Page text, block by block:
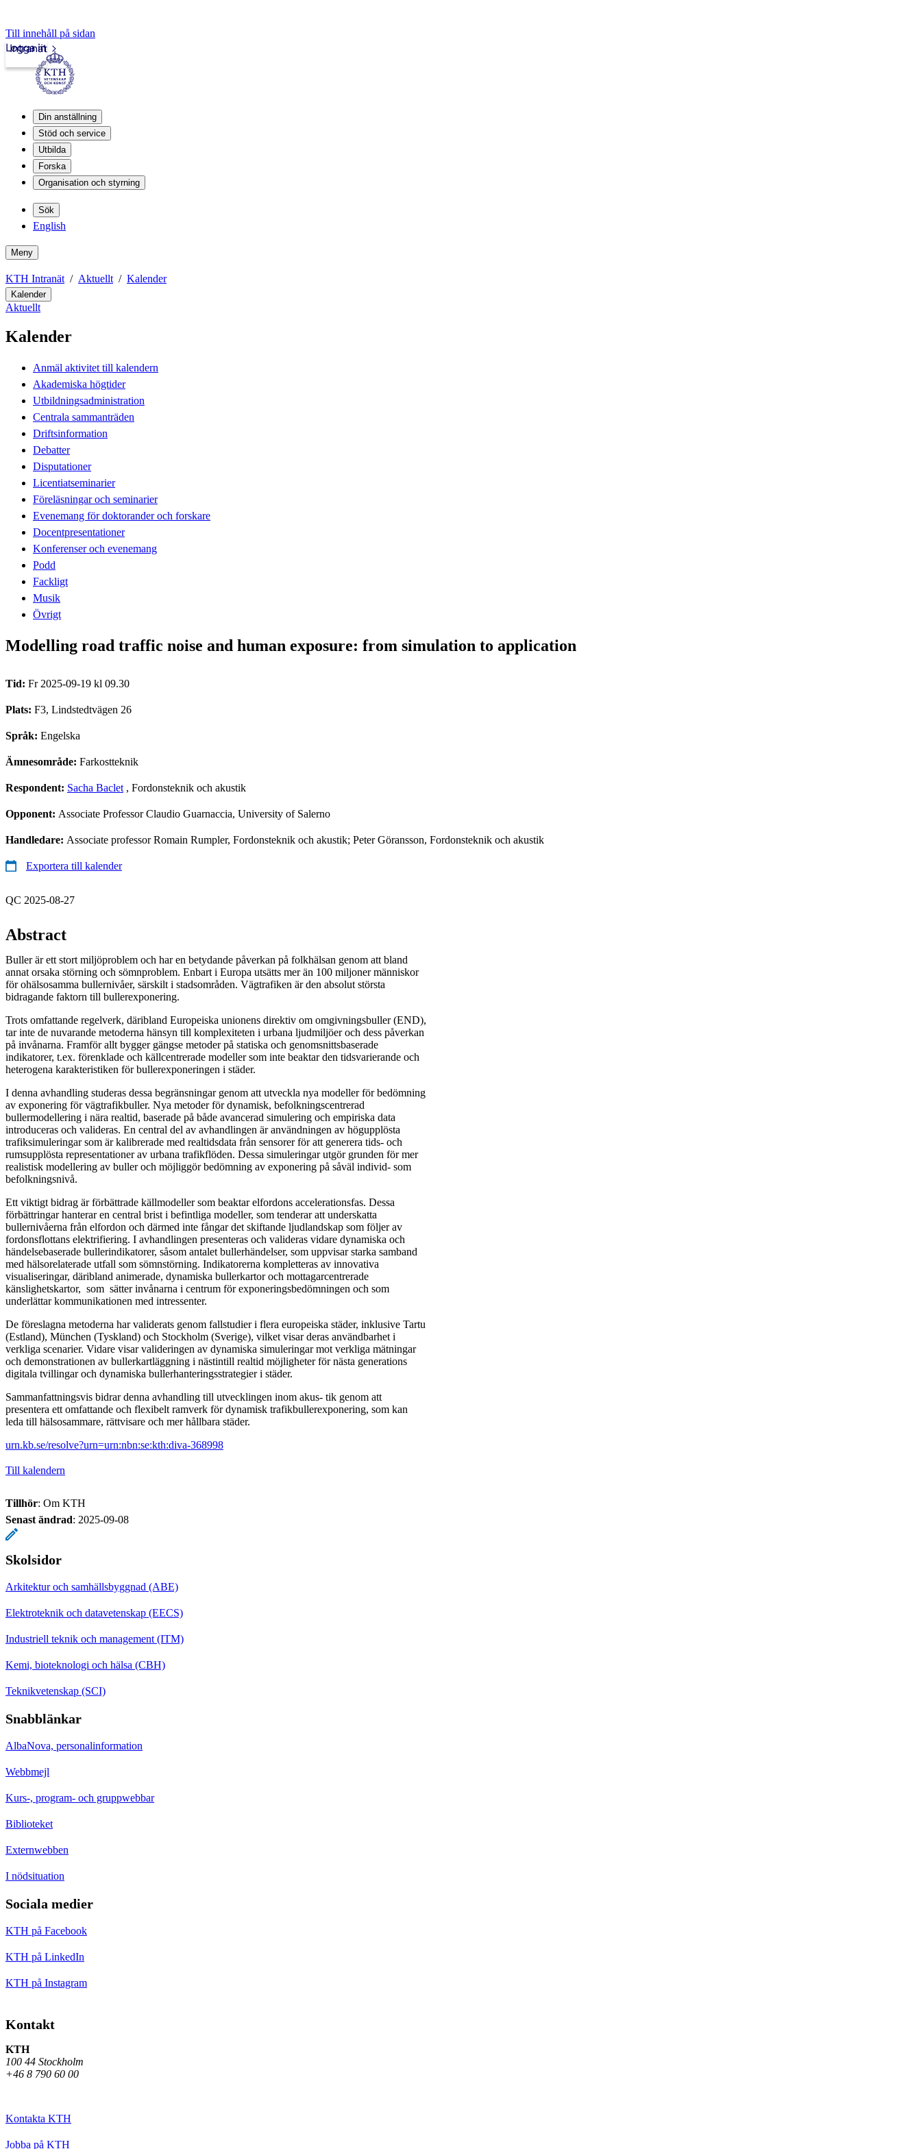
Till innehåll på sidan
Intranät
Logga in
Din anställning
Stöd och service
Utbilda
Forska
Organisation och styrning
Sök
English
Meny
KTH Intranät Aktuellt Kalender
Kalender
Aktuellt
Kalender
Anmäl aktivitet till kalendern
Akademiska högtider
Utbildningsadministration
Centrala sammanträden
Driftsinformation
Debatter
Disputationer
Licentiatseminarier
Föreläsningar och seminarier
Evenemang för doktorander och forskare
Docentpresentationer
Konferenser och evenemang
Podd
Fackligt
Musik
Övrigt
Modelling road traffic noise and human exposure: from simulation to application
Tid: Fr 2025-09-19 kl 09.30
Plats: F3, Lindstedtvägen 26
Språk: Engelska
Ämnesområde: Farkostteknik
Respondent: Sacha Baclet , Fordonsteknik och akustik
Opponent: Associate Professor Claudio Guarnaccia, University of Salerno
Handledare: Associate professor Romain Rumpler, Fordonsteknik och akustik; Peter Göransson, Fordonsteknik och akustik
Exportera till kalender
QC 2025-08-27
Abstract
Buller är ett stort miljöproblem och har en betydande påverkan på folkhälsan genom att bland
annat orsaka störning och sömnproblem. Enbart i Europa utsätts mer än 100 miljoner människor
för ohälsosamma bullernivåer, särskilt i stadsområden. Vägtrafiken är den absolut största
bidragande faktorn till bullerexponering.
Trots omfattande regelverk, däribland Europeiska unionens direktiv om omgivningsbuller (END),
tar inte de nuvarande metoderna hänsyn till komplexiteten i urbana ljudmiljöer och dess påverkan
på invånarna. Framför allt bygger gängse metoder på statiska och genomsnittsbaserade
indikatorer, t.ex. förenklade och källcentrerade modeller som inte beaktar den tidsvarierande och
heterogena karakteristiken för bullerexponeringen i städer.
I denna avhandling studeras dessa begränsningar genom att utveckla nya modeller för bedömning
av exponering för vägtrafikbuller. Nya metoder för dynamisk, befolkningscentrerad
bullermodellering i nära realtid, baserade på både avancerad simulering och empiriska data
introduceras och valideras. En central del av avhandlingen är användningen av högupplösta
trafiksimuleringar som är kalibrerade med realtidsdata från sensorer för att generera tids- och
rumsupplösta representationer av urbana trafikflöden. Dessa simuleringar utgör grunden för mer
realistisk modellering av buller och möjliggör bedömning av exponering på såväl individ- som
befolkningsnivå.
Ett viktigt bidrag är förbättrade källmodeller som beaktar elfordons accelerationsfas. Dessa
förbättringar hanterar en central brist i befintliga modeller, som tenderar att underskatta
bullernivåerna från elfordon och därmed inte fångar det skiftande ljudlandskap som följer av
fordonsflottans elektrifiering. I avhandlingen presenteras och valideras vidare dynamiska och
händelsebaserade bullerindikatorer, såsom antalet bullerhändelser, som uppvisar starka samband
med hälsorelaterade utfall som sömnstörning. Indikatorerna kompletteras av innovativa
visualiseringar, däribland animerade, dynamiska bullerkartor och mottagarcentrerade
känslighetskartor, som sätter invånarna i centrum för exponeringsbedömningen och som
underlättar kommunikationen med intressenter.
De föreslagna metoderna har validerats genom fallstudier i flera europeiska städer, inklusive Tartu
(Estland), München (Tyskland) och Stockholm (Sverige), vilket visar deras användbarhet i
verkliga scenarier. Vidare visar valideringen av dynamiska simuleringar mot verkliga mätningar
och demonstrationen av bullerkartläggning i nästintill realtid möjligheter för nästa generations
digitala tvillingar och dynamiska bullerhanteringsstrategier i städer.
Sammanfattningsvis bidrar denna avhandling till utvecklingen inom akus- tik genom att
presentera ett omfattande och flexibelt ramverk för dynamisk trafikbullerexponering, som kan
leda till hälsosammare, rättvisare och mer hållbara städer.
urn.kb.se/resolve?urn=urn:nbn:se:kth:diva-368998
Till kalendern
Tillhör: Om KTH
Senast ändrad: 2025-09-08
Skolsidor
Arkitektur och samhällsbyggnad (ABE)
Elektroteknik och datavetenskap (EECS)
Industriell teknik och management (ITM)
Kemi, bioteknologi och hälsa (CBH)
Teknikvetenskap (SCI)
Snabblänkar
AlbaNova, personalinformation
Webbmejl
Kurs-, program- och gruppwebbar
Biblioteket
Externwebben
I nödsituation
Sociala medier
KTH på Facebook
KTH på LinkedIn
KTH på Instagram
Kontakt
KTH
100 44 Stockholm
+46 8 790 60 00
Kontakta KTH
Jobba på KTH